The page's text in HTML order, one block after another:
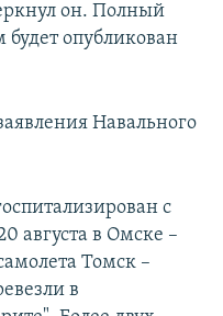
он. Полный
опубликован
Навального
с
августа в Омске –
Томск –
в